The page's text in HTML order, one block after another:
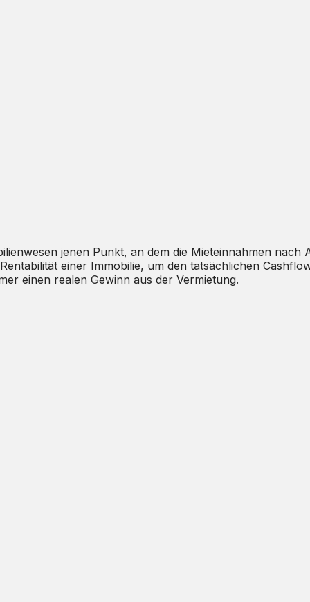
jenen Punkt, an dem die Mieteinnahmen
einer Immobilie, um den tatsächlichen
einen realen Gewinn aus der Vermietung.